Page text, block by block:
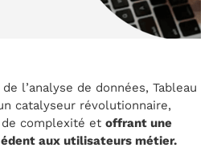
l’analyse de données, Tableau
catalyseur révolutionnaire,
complexité et offrant une
aux utilisateurs métier.